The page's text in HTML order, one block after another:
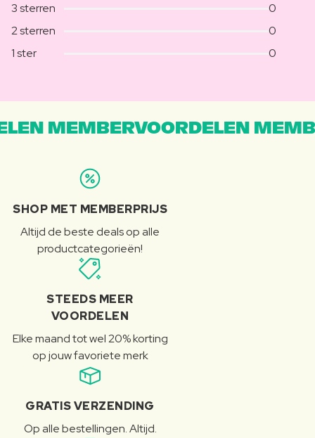
3 sterren
0
2 sterren
0
1 ster
0
MEMBERVOORDELEN
SHOP MET MEMBERPRIJS
Altijd de beste deals op alle
productcategorieën!
STEEDS MEER
VOORDELEN
Elke maand tot wel 20% korting
op jouw favoriete merk
GRATIS VERZENDING
Op alle bestellingen. Altijd.